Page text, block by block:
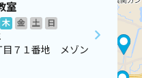
室
木 金 土
日
目７１番地 メゾン